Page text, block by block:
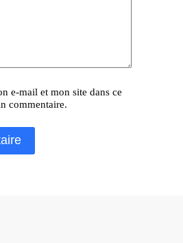
e-mail et mon site dans ce
commentaire.